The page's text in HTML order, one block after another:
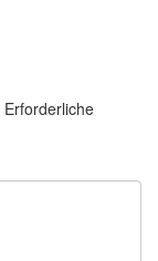
Erforderliche